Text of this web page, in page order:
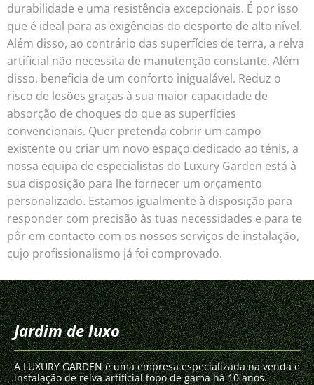
durabilidade e uma resistência excepcionais. É por isso
que é ideal para as exigências do desporto de alto nível.
Além disso, ao contrário das superfícies de terra, a relva
artificial não necessita de manutenção constante. Além
disso, beneficia de um conforto inigualável. Reduz o
risco de lesões graças à sua maior capacidade de
absorção de choques do que as superfícies
convencionais. Quer pretenda cobrir um campo
existente ou criar um novo espaço dedicado ao ténis, a
nossa equipa de especialistas do Luxury Garden está à
sua disposição para lhe fornecer um orçamento
personalizado. Estamos igualmente à disposição para
responder com precisão às tuas necessidades e para te
pôr em contacto com os nossos serviços de instalação,
cujo profissionalismo já foi comprovado.
Jardim de luxo
A LUXURY GARDEN é uma empresa especializada na venda e
instalação de relva artificial topo de gama há 10 anos.